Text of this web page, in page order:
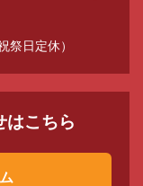
祭日定休）
はこちら